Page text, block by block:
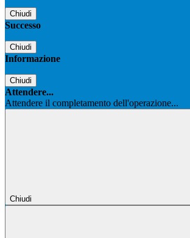
Chiudi
Successo
Chiudi
Informazione
Chiudi
Attendere...
Attendere il completamento dell'operazione...
Chiudi